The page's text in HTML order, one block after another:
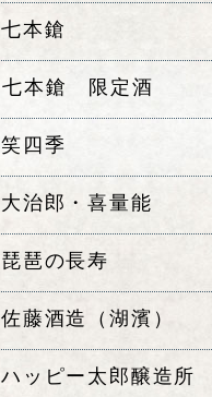
七本鎗
七本鎗 限定酒
笑四季
大治郎・喜量能
琵琶の長寿
佐藤酒造（湖濱）
ハッピー太郎醸造所